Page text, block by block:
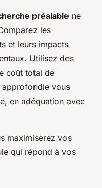
préalable ne
les
et leurs impacts
Utilisez des
coût total de
approfondie vous
en adéquation avec
maximiserez vos
qui répond à vos